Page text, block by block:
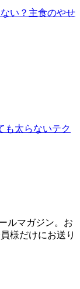
い？主食のやせ
も太らないテク
ルマガジン。お
様だけにお送り